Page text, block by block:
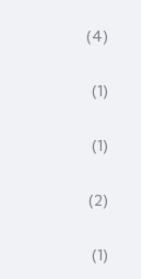
(4)
(1)
(1)
(2)
(1)